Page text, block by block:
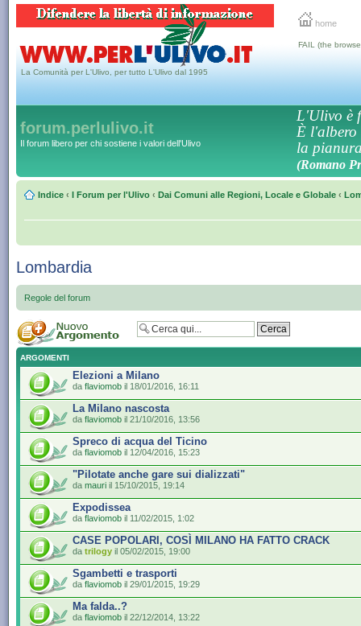
home
La Comunità per L'Ulivo, per tutto L'Ulivo dal 1995
FAIL (the
forum.perlulivo.it
Il forum libero per chi sostiene i valori dell'Ulivo
L'Ulivo è
È l'albero
la
(Romano
Indice ‹ I Forum per l'Ulivo ‹ Dai Comuni alle Regioni, Locale e Globale ‹
Lombardia
Regole del forum
ARGOMENTI
Elezioni a Milano
da flaviomob il 18/01/2016, 16:11
La Milano nascosta
da flaviomob il 21/10/2016, 13:56
Spreco di acqua del Ticino
da flaviomob il 12/04/2016, 15:23
"Pilotate anche gare sui dializzati"
da mauri il 15/10/2015, 19:14
Expodissea
da flaviomob il 11/02/2015, 1:02
CASE POPOLARI, COSÌ MILANO HA FATTO CRACK
da trilogy il 05/02/2015, 19:00
Sgambetti e trasporti
da flaviomob il 29/01/2015, 19:29
Ma falda..?
da flaviomob il 22/12/2014, 13:22